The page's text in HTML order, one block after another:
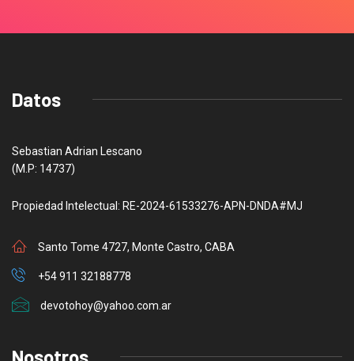
Datos
Sebastian Adrian Lescano
(M.P: 14737)
Propiedad Intelectual: RE-2024-61533276-APN-DNDA#MJ
Santo Tome 4727, Monte Castro, CABA
+54 911 32188778
devotohoy@yahoo.com.ar
Nosotros